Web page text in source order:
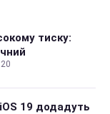
тиску:
19 додадуть